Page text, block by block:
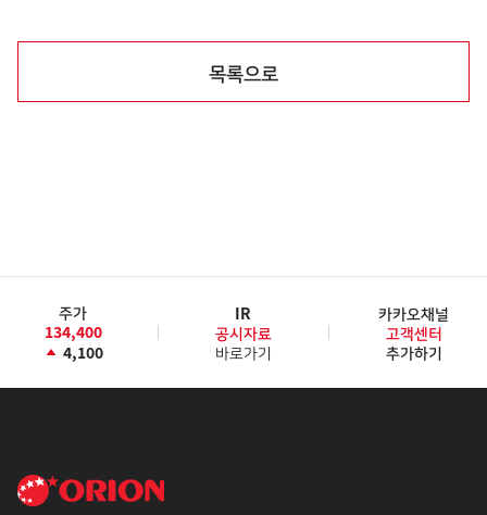
목록으로
주가
134,400
4,100
IR
공시자료
바로가기
카카오채널
고객센터
추가하기